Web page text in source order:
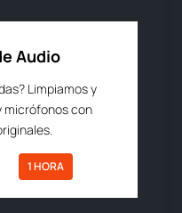
Audio
Limpiamos y
micrófonos con
1 HORA